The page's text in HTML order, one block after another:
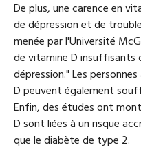
De plus, une carence en
de dépression et de
menée par l'Université
de vitamine D insuffisants
dépression." Les
D peuvent également
Enfin, des études ont
D sont liées à un risque
que le diabète de type 2.